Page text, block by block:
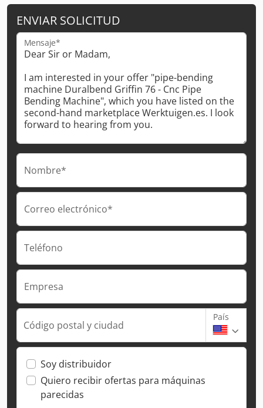
ENVIAR SOLICITUD
Mensaje*
Nombre*
Correo electrónico*
Teléfono
Empresa
Código postal y ciudad
País
Soy distribuidor
Quiero recibir ofertas para máquinas
parecidas